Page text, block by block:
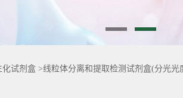
化试剂盒 >线粒体分离和提取检测试剂盒(分光光